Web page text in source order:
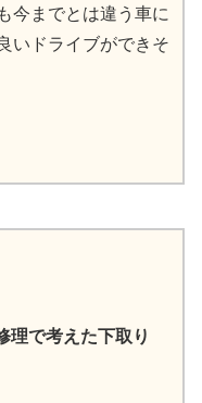
今までとは違う車に
いドライブができそ
理で考えた下取り